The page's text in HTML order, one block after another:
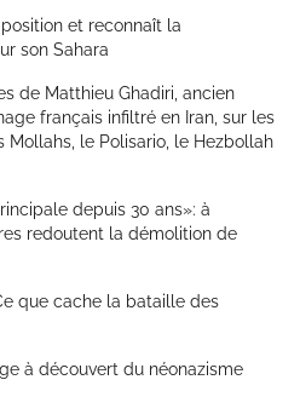
et reconnaît la
son Sahara
de Matthieu Ghadiri, ancien
français infiltré en Iran, sur les
Mollahs, le Polisario, le Hezbollah
depuis 30 ans»: à
redoutent la démolition de
que cache la bataille des
à découvert du néonazisme